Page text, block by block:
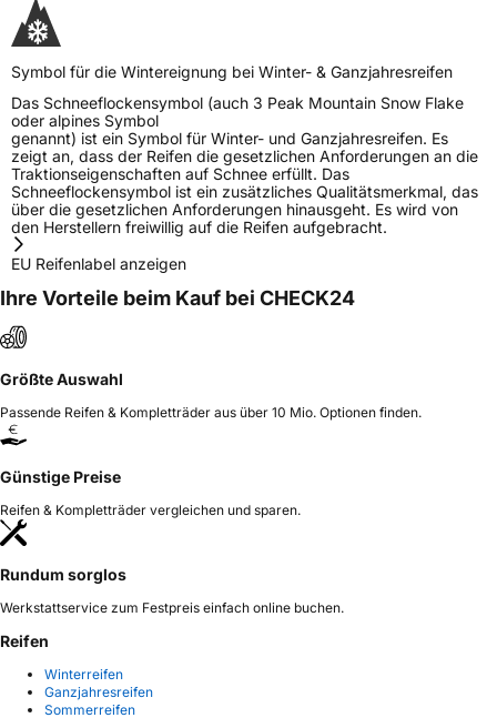
Symbol für die Wintereignung bei Winter- & Ganzjahresreifen
Das Schneeflockensymbol (auch 3 Peak Mountain Snow Flake
oder alpines Symbol
genannt) ist ein Symbol für Winter- und Ganzjahresreifen. Es
zeigt an, dass der Reifen die gesetzlichen Anforderungen an die
Traktionseigenschaften auf Schnee erfüllt. Das
Schneeflockensymbol ist ein zusätzliches Qualitätsmerkmal, das
über die gesetzlichen Anforderungen hinausgeht. Es wird von
den Herstellern freiwillig auf die Reifen aufgebracht.
EU Reifenlabel anzeigen
Ihre Vorteile beim Kauf bei CHECK24
Größte Auswahl
Passende Reifen & Kompletträder aus über 10 Mio. Optionen finden.
Günstige Preise
Reifen & Kompletträder vergleichen und sparen.
Rundum sorglos
Werkstattservice zum Festpreis einfach online buchen.
Reifen
Winterreifen
Ganzjahresreifen
Sommerreifen